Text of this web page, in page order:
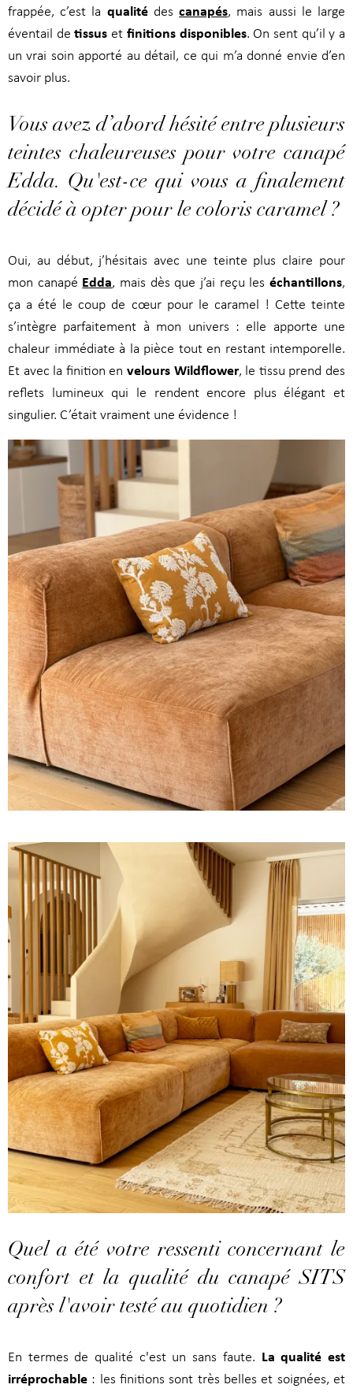
frappée, c’est la qualitédescanapés, mais aussi le large
éventail detissus et finitions disponibles. On sent qu’il y a
un vrai soin apporté au détail, ce qui m’a donné envie d’en
savoir plus.
Vous avez d’abord hésité entre plusieurs
teintes chaleureuses pour votre canapé
Edda. Qu'est-ce qui vous a finalement
décidé à opter pour le coloris caramel ?
Oui, au début, j’hésitais avec une teinte plus claire pour
mon canapé Edda, mais dès que j’ai reçu leséchantillons,
ça a été le coup de cœur pour le caramel ! Cette teinte
s’intègre parfaitement à mon univers : elle apporte une
chaleur immédiate à la pièce tout en restant intemporelle.
Et avec la finition en velours Wildflower, le tissu prend des
reflets lumineux qui le rendent encore plus élégant et
singulier. C’était vraiment une évidence !
Quel a été votre ressenti concernant le
confort et la qualité du canapé SITS
après l'avoir testé au quotidien ?
En termes de qualité c'est un sans faute. La qualité est
irréprochable : les finitions sont très belles et soignées, et